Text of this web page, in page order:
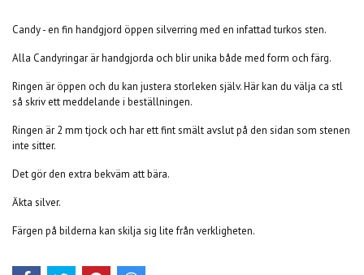
Candy - en fin handgjord öppen silverring med en infattad turkos sten.
Alla Candyringar är handgjorda och blir unika både med form och färg.
Ringen är öppen och du kan justera storleken själv. Här kan du välja ca stl
så skriv ett meddelande i beställningen.
Ringen är 2 mm tjock och har ett fint smält avslut på den sidan som stenen
inte sitter.
Det gör den extra bekväm att bära.
Äkta silver.
Färgen på bilderna kan skilja sig lite från verkligheten.